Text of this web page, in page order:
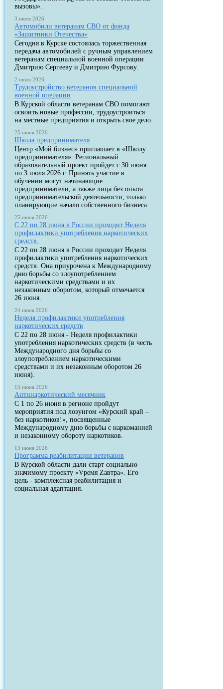
вызовы».
3 июля 2026
Автомобили ветеранам СВО от фонда
«Защитники Отечества»
Сегодня в Курске состоялась торжественная
передача автомобилей с ручным управлением
ветеранам специальной военной операции
Дмитрию Сергееву и Дмитрию Фурсову.
2 июля 2026
Трудоустройство ветеранов специальной
военной операции
В Курской области ветеранам СВО помогают
освоить новые профессии, трудоустроиться
на местные предприятия и открыть свое дело.
25 июня 2026
Школа предпринимателя
Центр «Мой бизнес» приглашает в «Школу
предпринимателя». Региональный
образовательный проект пройдет с 30 июня
по 3 июля 2026 г. Принять участие в
обучении могут начинающие
предприниматели, а также лица без опыта
предпринимательской деятельности, только
планирующие начало собственного бизнеса.
25 июня 2026
С 22 по 28 июня в России проходит Неделя
профилактики употребления наркотических
средств.
С 22 по 28 июня в России проходит Неделя
профилактики употребления наркотических
средств. Она приурочена к Международному
дню борьбы со злоупотреблением
наркотическими средствами и их
незаконным оборотом, который отмечается
26 июня.
24 июня 2026
Неделя профилактики употребления
наркотических средств
С 22 по 28 июня - Неделя профилактики
употребления наркотических средств (в честь
Международного дня борьбы со
злоупотреблением наркотическими
средствами и их незаконным оборотом 26
июня).
15 июня 2026
Антинаркотический месячник
С 1 по 26 июня в регионе пройдут
мероприятия под лозунгом «Курский край –
без наркотиков!», посвященные
Международному дню борьбы с наркоманией
и незаконному обороту наркотиков.
13 июня 2026
Программа реабилитации ветеранов
В Курской области дали старт социально
значимому проекту «Vремя Zавтра». Его
цель - комплексная реабилитация и
социальная адаптация.